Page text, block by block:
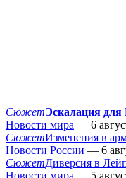
СюжетЭскалация для
Новости мира — 6
СюжетИзменения в
Новости России — 6
СюжетДиверсия в